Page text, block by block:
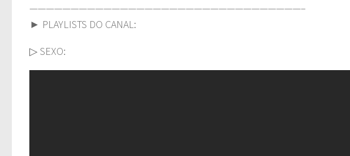
—————————————————————————————————–
► PLAYLISTS DO CANAL:
▷ SEXO: